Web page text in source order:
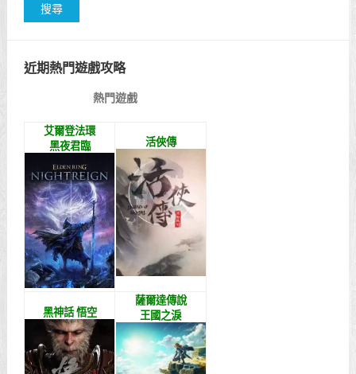
近期熱門遊戲攻略
熱門遊戲
艾爾登法環
黑夜君臨
活俠傳
黑神話 悟空
薩爾達傳說
王國之淚